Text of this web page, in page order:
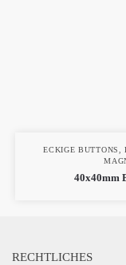
ECKIGE BUTTONS ,
40x40mm
RECHTLICHES